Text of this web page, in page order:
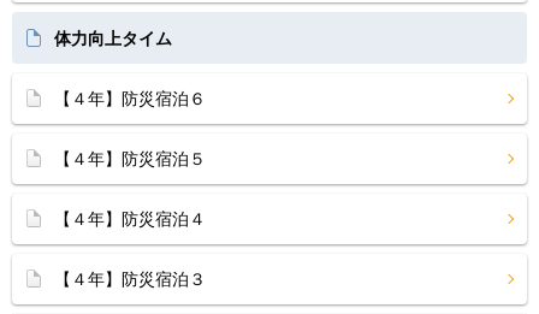
体力向上タイム
【４年】防災宿泊６
【４年】防災宿泊５
【４年】防災宿泊４
【４年】防災宿泊３